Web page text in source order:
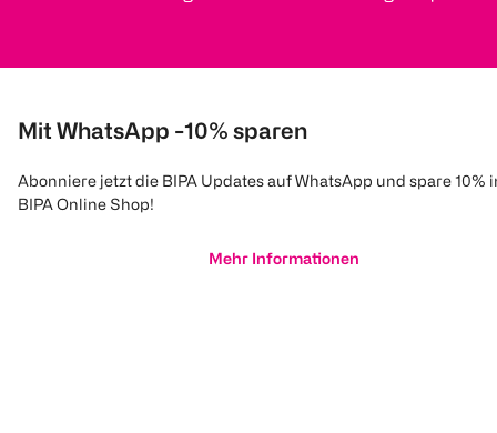
Mit WhatsApp -10% sparen
Abonniere jetzt die BIPA Updates auf WhatsApp und spare 10%
BIPA Online Shop!
Mehr Informationen